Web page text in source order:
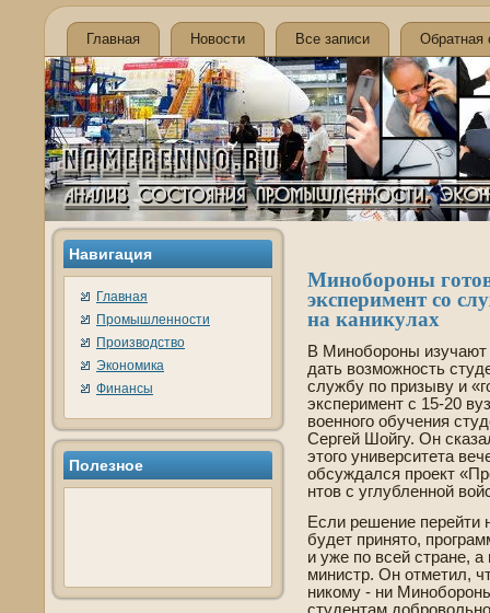
Главная Новости Все записи Обратная
Навигация
Главная
Промышленности
Производство
Экономика
Финансы
Полезное
Минобороны
эксперимент со
на каникулах
В Минобороны
дать возможность
службу по призыву и
эксперимент с 15-20
военного обучения
Сергей Шойгу. Он
этого униве­рситета
обсуждался проект
нтов с углубленной
Если решение перейти
буде­т принято,
и уже по всей стране,
министр. Он отметил,
никому - ни